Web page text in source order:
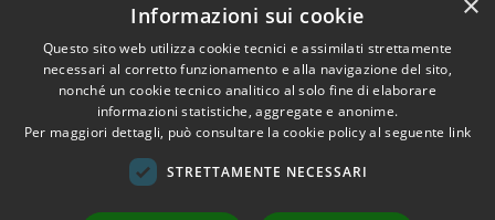
Dichiarazione di accessibilità
RSS
Copyright © 2026 • Comune di
Sant'Arsenio • Powered by
Informazioni sui cookie
Questo sito web utilizza cookie tecnici e assimilati strettamente
necessari al corretto funzionamento e alla navigazione del sito,
nonché un cookie tecnico analitico al solo fine di elaborare
informazioni statistiche, aggregate e anonime.
Per maggiori dettagli, può consultare la cookie policy al seguente link
STRETTAMENTE NECESSARI